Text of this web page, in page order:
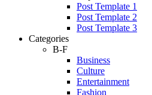
Post Template 1
Post Template 2
Post Template 3
Categories
B-F
Business
Culture
Entertainment
Fashion